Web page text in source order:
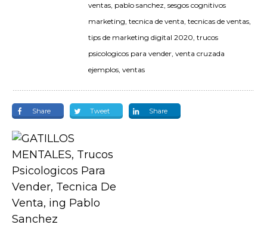
ventas, pablo sanchez, sesgos cognitivos
marketing, tecnica de venta, tecnicas de ventas,
tips de marketing digital 2020, trucos
psicologicos para vender, venta cruzada
ejemplos, ventas
Share Tweet Share